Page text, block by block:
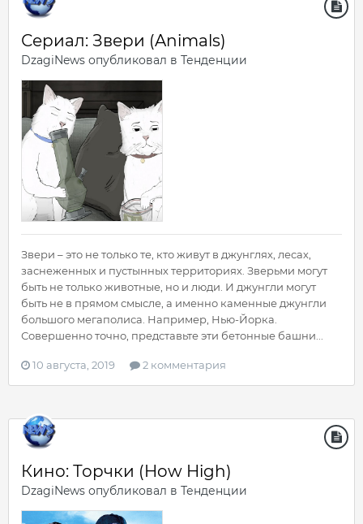
Сериал: Звери (Animals)
DzagiNews опубликовал в Тенденции
Звери – это не только те, кто живут в джунглях, лесах,
заснеженных и пустынных территориях. Зверьми могут
быть не только животные, но и люди. И джунгли могут
быть не в прямом смысле, а именно каменные джунгли
большого мегаполиса. Например, Нью-Йорка.
Совершенно точно, представьте эти бетонные башни...
10 августа, 2019 2 комментария
Кино: Торчки (How High)
DzagiNews опубликовал в Тенденции